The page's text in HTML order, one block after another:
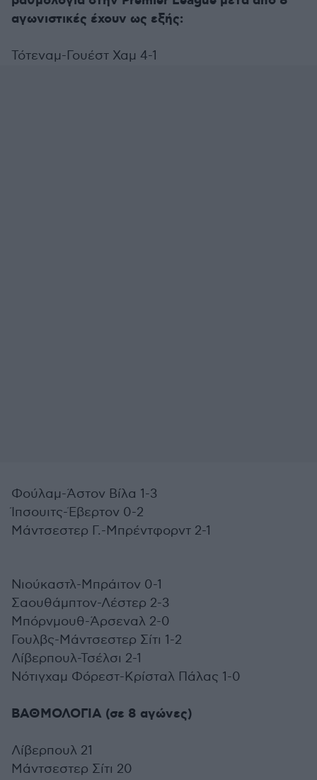
αγωνιστικές έχουν ως εξής:
Τότεναμ-Γουέστ Χαμ 4-1
Φούλαμ-Άστον Βίλα 1-3
Ίπσουιτς-Έβερτον 0-2
Μάντσεστερ Γ.-Μπρέντφορντ 2-1
Νιούκαστλ-Μπράιτον 0-1
Σαουθάμπτον-Λέστερ 2-3
Μπόρνμουθ-Άρσεναλ 2-0
Γουλβς-Μάντσεστερ Σίτι 1-2
Λίβερπουλ-Τσέλσι 2-1
Νότιγχαμ Φόρεστ-Κρίσταλ Πάλας 1-0
ΒΑΘΜΟΛΟΓΙΑ (σε 8 αγώνες)
Λίβερπουλ 21
Μάντσεστερ Σίτι 20